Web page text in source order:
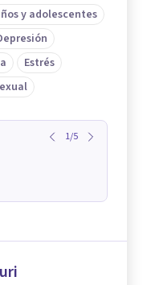
y adolescentes
Estrés
1/5